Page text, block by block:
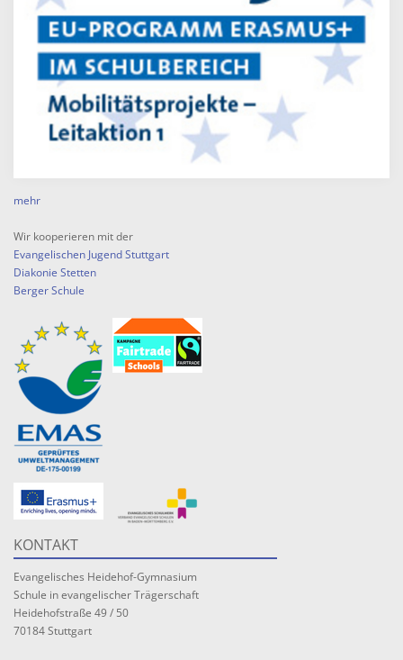
mehr
Wir kooperieren mit der
Evangelischen Jugend Stuttgart
Diakonie Stetten
Berger Schule
KONTAKT
Evangelisches Heidehof-Gymnasium
Schule in evangelischer Trägerschaft
Heidehofstraße 49 / 50
70184 Stuttgart